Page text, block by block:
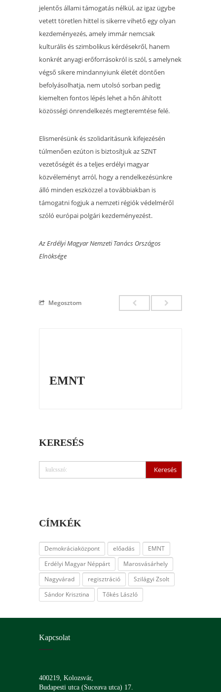
jelentős állami támogatás nélkül, az igaz ügybe
vetett töretlen hittel is sikerre vihető egy olyan
kezdeményezés, amely immár nemcsak
kulturális és szimbolikus kérdésekről, hanem
konkrét anyagi erőforrásokról is szól, s amelynek
végső sikere mindannyiunk életét döntően
befolyásolhatja, nem utolsó sorban pedig
kiemelten fontos lépés lehet a hőn áhított
közösségi önrendelkezés megteremtése felé.
Elismerésünk és szolidaritásunk kifejezésén
túlmenően ezúton is biztosítjuk az SZNT
vezetőségét és a teljes erdélyi magyar
közvéleményt arról, hogy a rendelkezésünkre
álló minden eszközzel a továbbiakban is
támogatni fogjuk a nemzeti régiók védelméről
szóló európai polgári kezdeményezést.
Az Erdélyi Magyar Nemzeti Tanács Országos
Elnöksége
Megosztom
EMNT
KERESÉS
CÍMKÉK
Demokráciaközpont előadás
EMNT
Erdélyi Magyar Néppárt
Marosvásárhely
Nagyvárad
regisztráció
Szilágyi Zsolt
Sándor Krisztina
Tőkés László
Kapcsolat
400219, Kolozsvár,
Budapesti utca (Suceava utca) 17.